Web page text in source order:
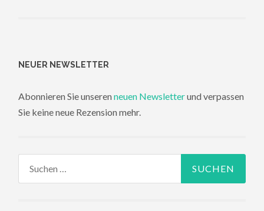
NEUER NEWSLETTER
Abonnieren Sie unserenneuen Newsletterund verpassen
Sie keine neue Rezension mehr.